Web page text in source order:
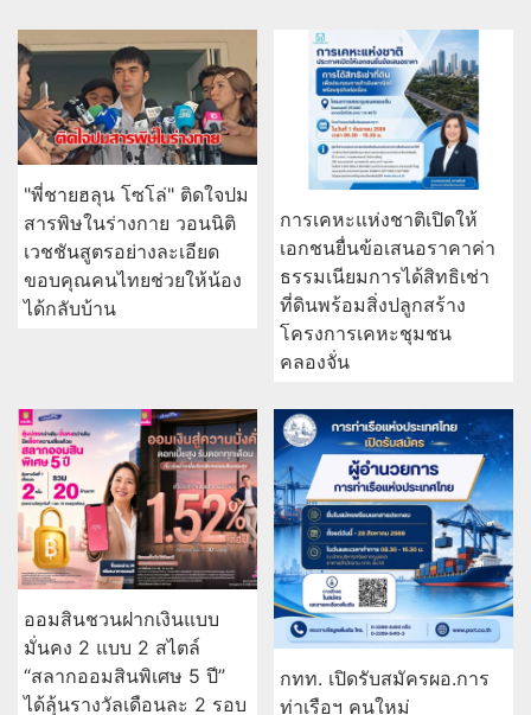
"พี่ชายฮลุน โซโล่" ติดใจปม
สารพิษในร่างกาย วอนนิติ
เวชชันสูตรอย่างละเอียด
ขอบคุณคนไทยช่วยให้น้อง
ได้กลับบ้าน
การเคหะแห่งชาติเปิดให้
เอกชนยื่นข้อเสนอราคาค่า
ธรรมเนียมการได้สิทธิเช่า
ที่ดินพร้อมสิ่งปลูกสร้าง
โครงการเคหะชุมชน
คลองจั่น
ออมสินชวนฝากเงินแบบ
มั่นคง 2 แบบ 2 สไตล์
“สลากออมสินพิเศษ 5 ปี”
ได้ลุ้นรางวัลเดือนละ 2 รอบ
กทท. เปิดรับสมัครผอ.การ
ท่าเรือฯ คนใหม่